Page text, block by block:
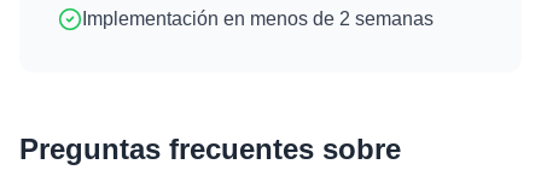
Implementación en menos de 2 semanas
Preguntas frecuentes sobre